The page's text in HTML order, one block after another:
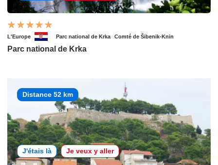
L'Europe Parc national de Krka Comté de Šibenik-Knin
Parc national de Krka
Distance 52 km
J'étais là Je veux y aller